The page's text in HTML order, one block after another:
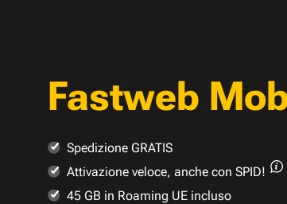
Fastweb
Spedizione GRATIS
Attivazione veloce, anche con SPID!
45 GB in Roaming UE incluso